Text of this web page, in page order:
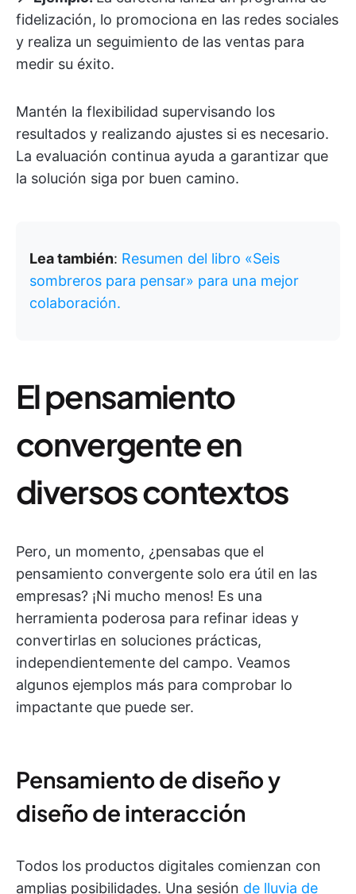
fidelización, lo promociona en las redes sociales
y realiza un seguimiento de las ventas para
medir su éxito.
Mantén la flexibilidad supervisando los
resultados y realizando ajustes si es necesario.
La evaluación continua ayuda a garantizar que
la solución siga por buen camino.
Lea también: Resumen del libro «Seis
sombreros para pensar» para una mejor
colaboración.
El pensamiento
convergente en
diversos contextos
Pero, un momento, ¿pensabas que el
pensamiento convergente solo era útil en las
empresas? ¡Ni mucho menos! Es una
herramienta poderosa para refinar ideas y
convertirlas en soluciones prácticas,
independientemente del campo. Veamos
algunos ejemplos más para comprobar lo
impactante que puede ser.
Pensamiento de diseño y
diseño de interacción
Todos los productos digitales comienzan con
amplias posibilidades. Una sesión de lluvia de